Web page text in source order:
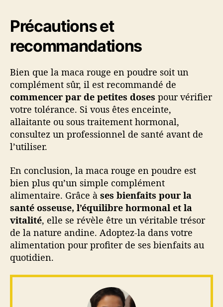
Précautions et
recommandations
Bien que la maca rouge en poudre soit un
complément sûr, il est recommandé de
commencer par de petites doses pour vérifier
votre tolérance. Si vous êtes enceinte,
allaitante ou sous traitement hormonal,
consultez un professionnel de santé avant de
l’utiliser.
En conclusion, la maca rouge en poudre est
bien plus qu’un simple complément
alimentaire. Grâce à ses bienfaits pour la
santé osseuse, l’équilibre hormonal et la
vitalité, elle se révèle être un véritable trésor
de la nature andine. Adoptez-la dans votre
alimentation pour profiter de ses bienfaits au
quotidien.